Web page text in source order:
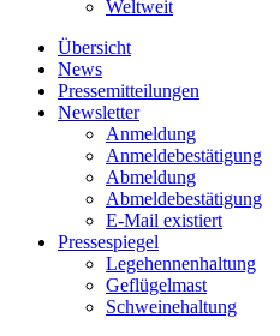
Weltweit
Übersicht
News
Pressemitteilungen
Newsletter
Anmeldung
Anmeldebestätigung
Abmeldung
Abmeldebestätigung
E-Mail existiert
Pressespiegel
Legehennenhaltung
Geflügelmast
Schweinehaltung